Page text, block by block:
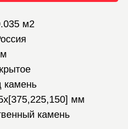
м2
камень
мм
камень